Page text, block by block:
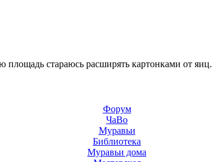
стараюсь расширять картонками от яиц.
Форум
ЧаВо
Муравьи
Библиотека
Муравьи дома